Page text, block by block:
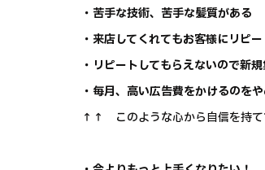
・苦手な技術、苦手な髪質がある
・来店してくれてもお客様にリピ
・リピートしてもらえないので新
・毎月、高い広告費をかけるのを
↑↑ このような心から自信を持て